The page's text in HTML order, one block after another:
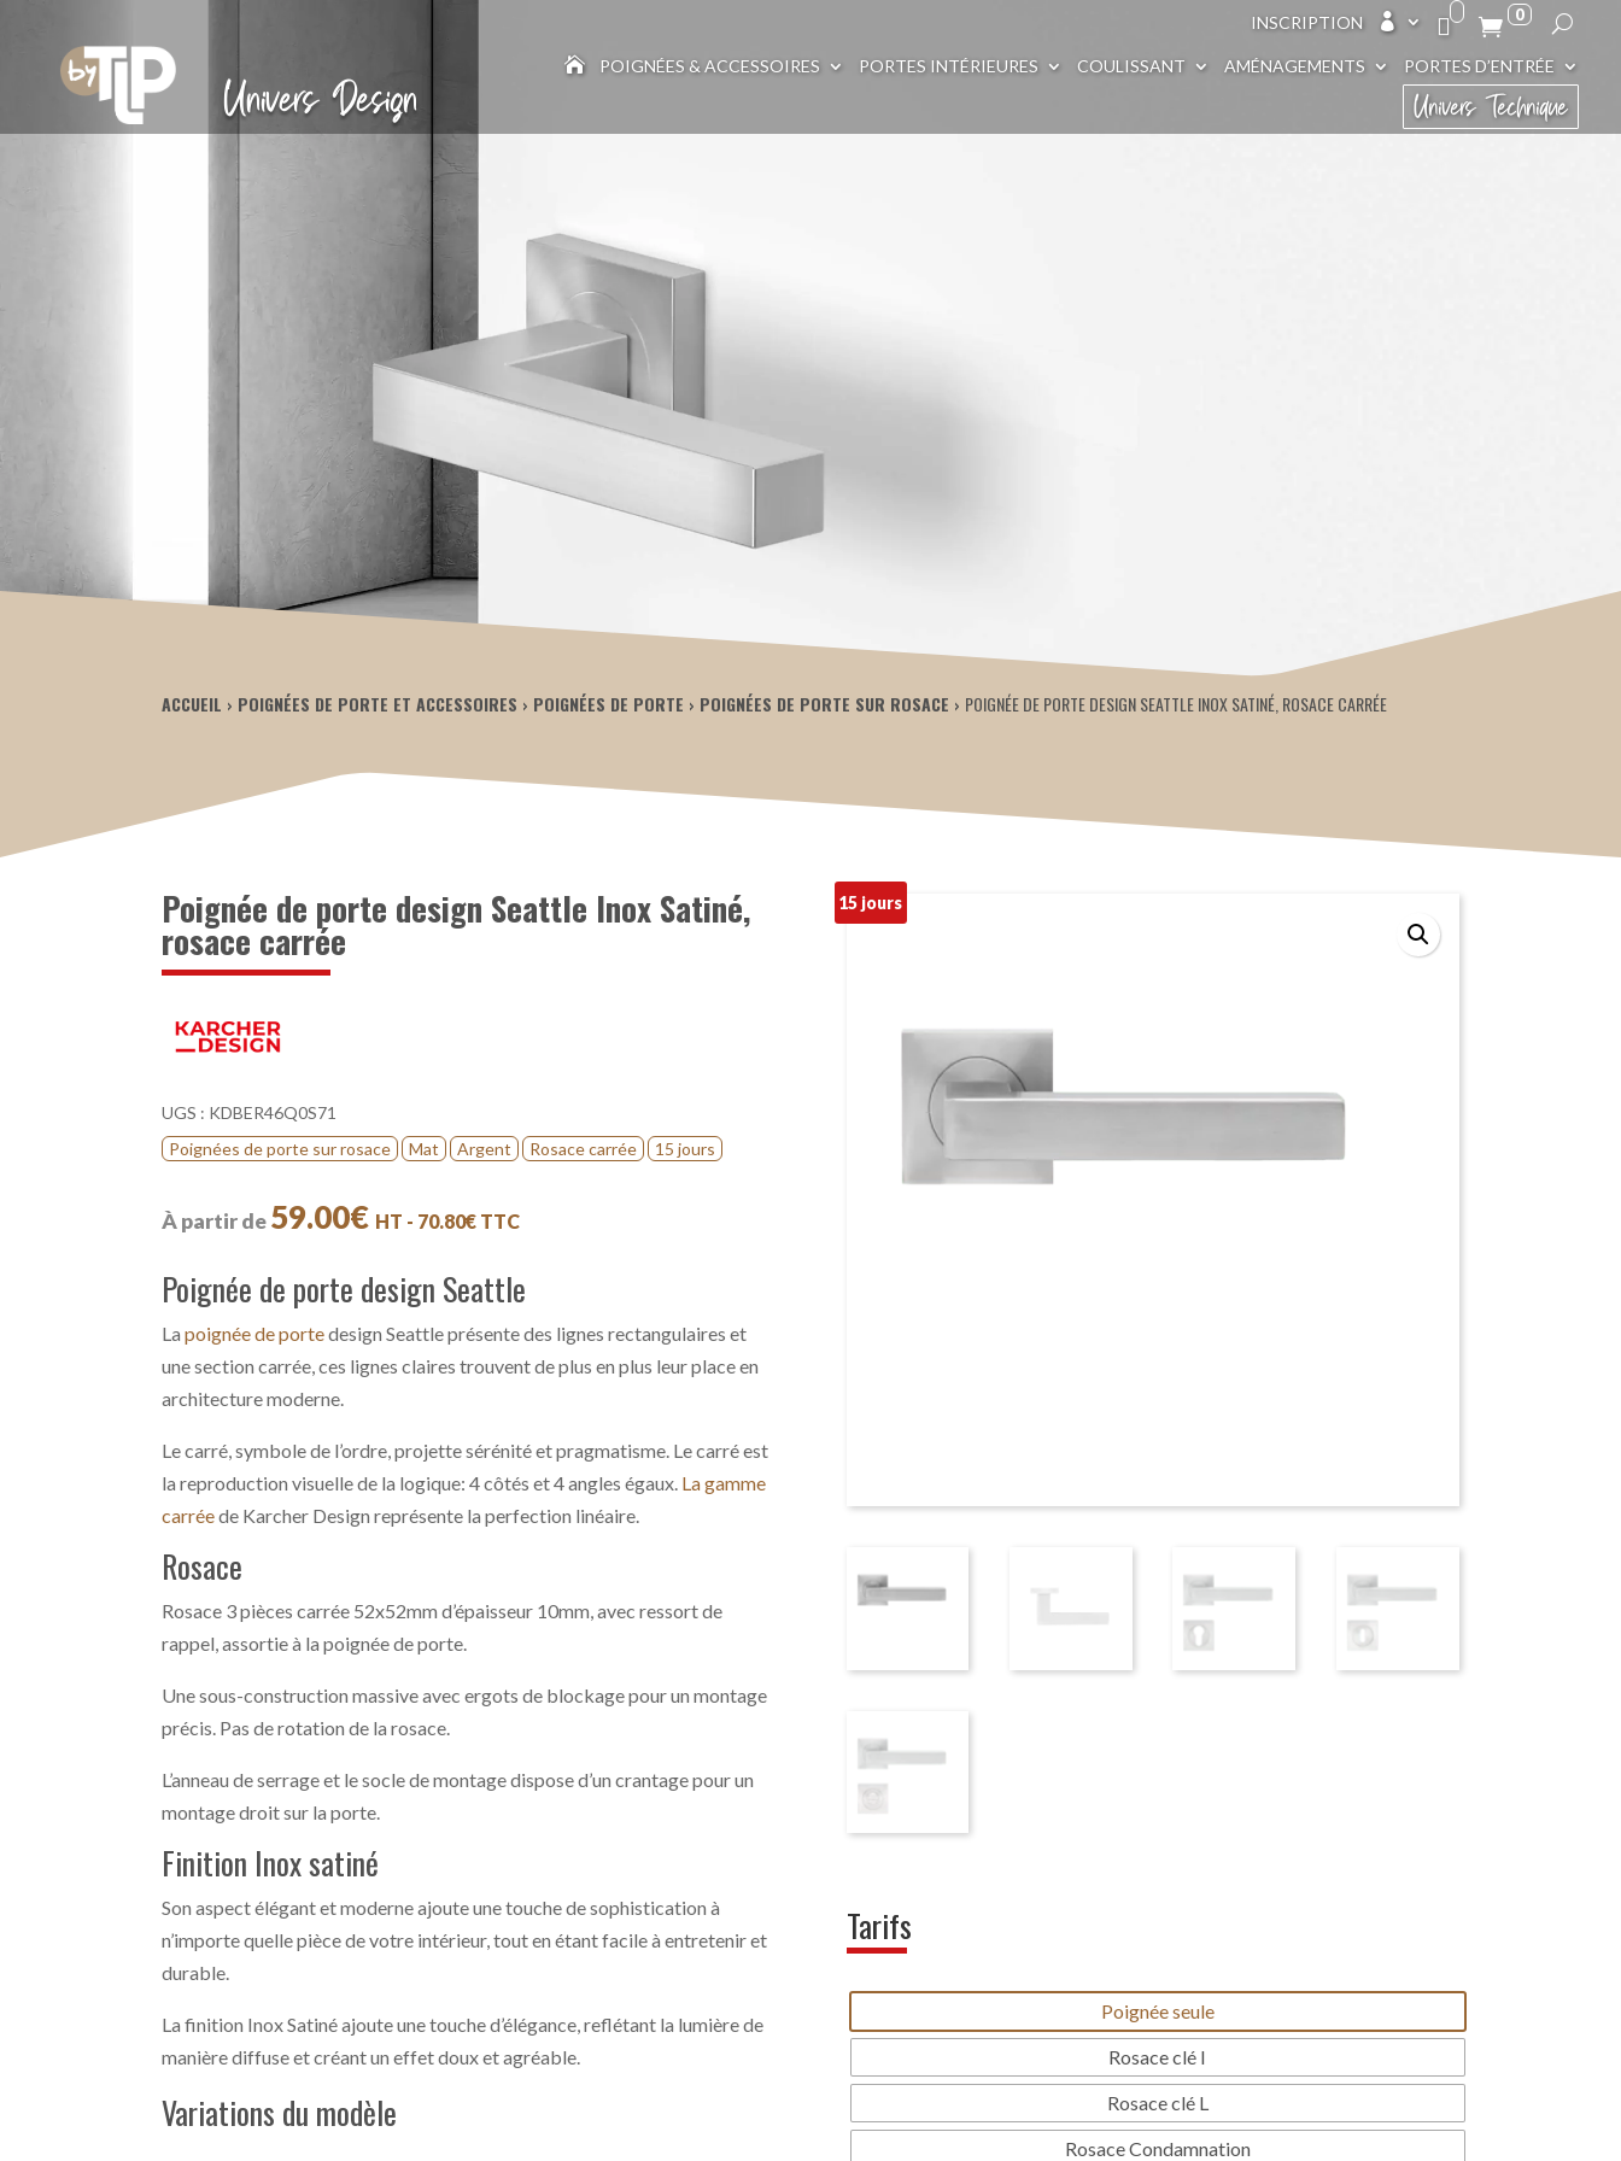
Univers Design
INSCRIPTION  0
 POIGNÉES & ACCESSOIRES PORTES INTÉRIEURES COULISSANT AMÉNAGEMENTS PORTES D’ENTRÉE
Univers Technique
ACCUEIL POIGNÉES DE PORTE ET ACCESSOIRES POIGNÉES DE PORTE POIGNÉES DE PORTE SUR ROSACE POIGNÉE DE PORTE DESIGN SEATTLE INOX SATINÉ, ROSACE CARRÉE
Poignée de porte design Seattle Inox Satiné,
rosace carrée
UGS : KDBER46Q0S71
Poignées de porte sur rosace
Mat Argent Rosace carrée 15 jours
À partir de59.00€ HT - 70.80€ TTC
Poignée de porte design Seattle
Lapoignée de portedesign Seattle présente des lignes rectangulaires et
une section carrée, ces lignes claires trouvent de plus en plus leur place en
architecture moderne.
Le carré, symbole de l’ordre, projette sérénité et pragmatisme. Le carré est
la reproduction visuelle de la logique: 4 côtés et 4 angles égaux. La gamme
carréede Karcher Design représente la perfection linéaire.
Rosace
Rosace 3 pièces carrée 52x52mm d’épaisseur 10mm, avec ressort de
rappel, assortie à la poignée de porte.
Une sous-construction massive avec ergots de blockage pour un montage
précis. Pas de rotation de la rosace.
L’anneau de serrage et le socle de montage dispose d’un crantage pour un
montage droit sur la porte.
Finition Inox satiné
Son aspect élégant et moderne ajoute une touche de sophistication à
n’importe quelle pièce de votre intérieur, tout en étant facile à entretenir et
durable.
La finition Inox Satiné ajoute une touche d’élégance, reflétant la lumière de
manière diffuse et créant un effet doux et agréable.
Variations du modèle
15 jours
Tarifs
Poignée seule
Rosace clé I
Rosace clé L
Rosace Condamnation